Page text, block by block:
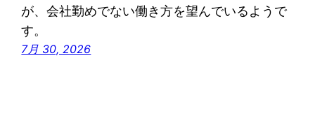
が、会社勤めでない働き方を望んでいるようで
す。
7月 30, 2026